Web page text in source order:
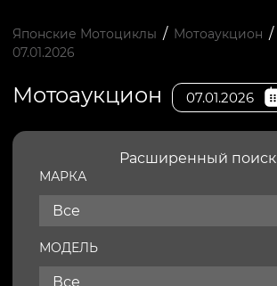
Японские Мотоциклы / Мотоаукцион /
07.01.2026
Мотоаукцион 07.01.2026
Расширенный поиск
МАРКА
Все
МОДЕЛЬ
Все